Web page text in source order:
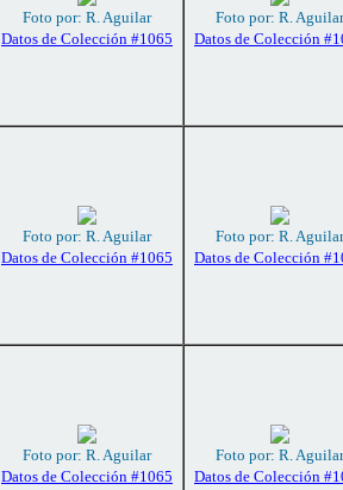
Foto por: R. Aguilar
Datos de Colección #1065
Foto por: R. Aguilar
Datos de Colección
Foto por: R. Aguilar
Datos de Colección #1065
Foto por: R. Aguilar
Datos de Colección
Foto por: R. Aguilar
Datos de Colección #1065
Foto por: R. Aguilar
Datos de Colección